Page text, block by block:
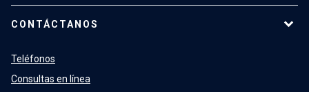
CONTÁCTANOS
Teléfonos
Consultas en línea